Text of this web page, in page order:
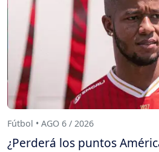
Fútbol • AGO 6 / 2026
¿Perderá los puntos